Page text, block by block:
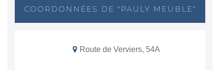
COORDONNÉES DE "PAULY MEUBLE"
Route de Verviers, 54A